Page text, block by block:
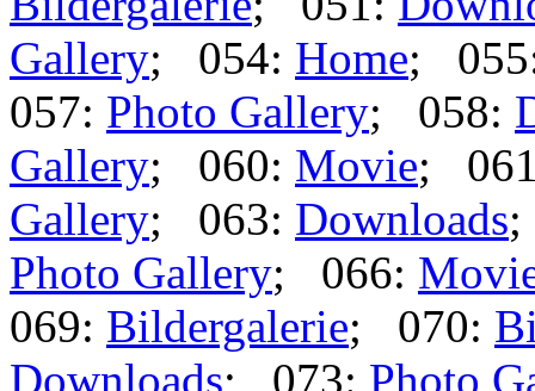
Gallery; 054: Home;
057: Photo Gallery; 058:
Gallery; 060: Movie;
Gallery; 063: Downloads
Photo Gallery; 066:
069: Bildergalerie; 070:
Downloads; 073: Photo